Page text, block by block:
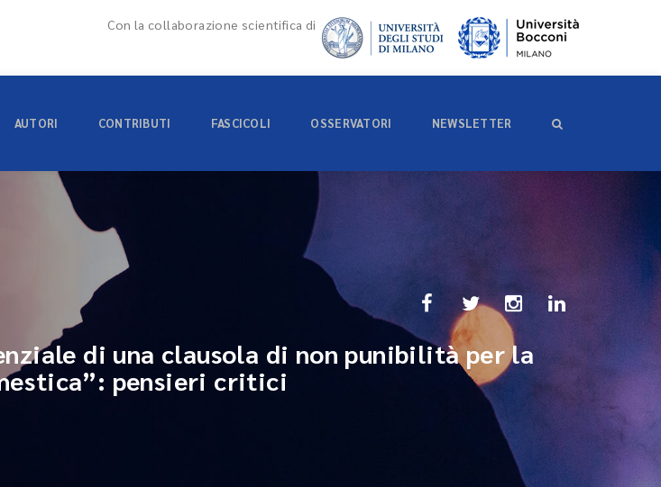
Con la collaborazione scientifica di
AUTORI CONTRIBUTI FASCICOLI OSSERVATORI NEWSLETTER
di una clausola di non punibilità per la
pensieri critici